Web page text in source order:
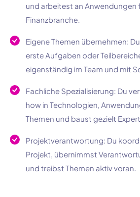
und arbeitest an Anwendungen
Finanzbranche.
Eigene Themen übernehmen:
erste Aufgaben oder
eigenständig im Team und mit
Fachliche Spezialisierung: Du
how in Technologien,
Themen und baust gezielt
Projektverantwortung: Du
Projekt, übernimmst
und treibst Themen aktiv voran.